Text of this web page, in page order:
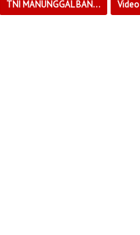
TNI MANUNGGAL BANGUN DESA Video